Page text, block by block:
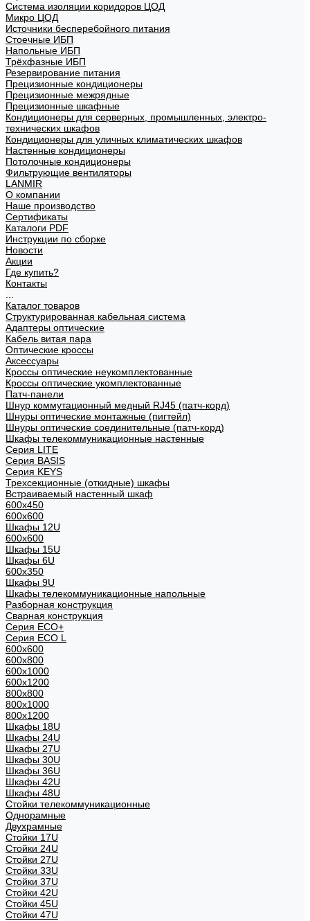
Система изоляции коридоров ЦОД
Микро ЦОД
Источники бесперебойного питания
Стоечные ИБП
Напольные ИБП
Трёхфазные ИБП
Резервирование питания
Прецизионные кондиционеры
Прецизионные межрядные
Прецизионные шкафные
Кондиционеры для серверных, промышленных, электро-
технических шкафов
Кондиционеры для уличных климатических шкафов
Настенные кондиционеры
Потолочные кондиционеры
Фильтрующие вентиляторы
LANMIR
О компании
Наше производство
Сертификаты
Каталоги PDF
Инструкции по сборке
Новости
Акции
Где купить?
Контакты
Каталог товаров
Структурированная кабельная система
Адаптеры оптические
Кабель витая пара
Оптические кроссы
Аксессуары
Кроссы оптические неукомплектованные
Кроссы оптические укомплектованные
Патч-панели
Шнур коммутационный медный RJ45 (патч-корд)
Шнуры оптические монтажные (пигтейл)
Шнуры оптические соединительные (патч-корд)
Шкафы телекоммуникационные настенные
Cерия LITE
Cерия BASIS
Cерия KEYS
Трехсекционные (откидные) шкафы
Встраиваемый настенный шкаф
600x450
600x600
Шкафы 12U
600x600
Шкафы 15U
Шкафы 6U
600x350
Шкафы 9U
Шкафы телекоммуникационные напольные
Разборная конструкция
Сварная конструкция
Серия ECO+
Серия ECO L
600x600
600x800
600х1000
600х1200
800x800
800х1000
800х1200
Шкафы 18U
Шкафы 24U
Шкафы 27U
Шкафы 30U
Шкафы 36U
Шкафы 42U
Шкафы 48U
Стойки телекоммуникационные
Однорамные
Двухрамные
Стойки 17U
Стойки 24U
Стойки 27U
Стойки 33U
Стойки 37U
Стойки 42U
Стойки 45U
Стойки 47U